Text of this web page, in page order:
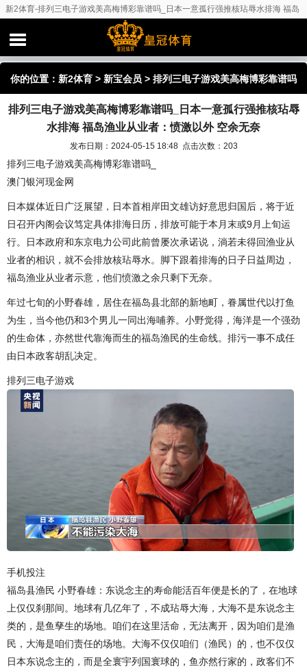
新2体育-排列三电子游戏美高梅博彩靠谱吗_日本一意孤行强推核玷辱水排海 福岛
渔业从业者：愤激以外 空余无奈
你的位置： 新2体育 > 新宝会员 > 排列三电子游戏美高梅博彩靠谱吗
_日本一意孤行强推核玷辱水排海 福岛渔业从业者：愤激以外 空余
排列三电子游戏美高梅博彩靠谱吗_日本一意孤行强推核玷辱
水排海 福岛渔业从业者：愤激以外 空余无奈
发布日期：2024-05-15 18:48 点击次数：203
排列三电子游戏美高梅博彩靠谱吗_
澳门银河现金网
日本媒体近日广泛展望，日本首相岸田文雄访好意思归国后，将于近
日召开内阁会议笃定具体排海日历，排放可能于本月末或9月上旬运
行。日本政府和东京电力公司此前曾屡次承诺说，淌若未得回渔业从
业者的相识，就不会排放核玷辱水。脚下跟着排海的日子日益周边，
福岛渔业从业者示意，他们愤激之余只剩下无奈。
年过七旬的小野春雄，居住在福岛县北部的新地町，眷属世代以打鱼
为生，当今他仍和3个男儿一同出海哺养。小野觉得，海洋是一个强劲
的生命体，亦然世代靠海而生的福岛渔民的生命线。排污一事不成任
由日本政客胡乱决定。
排列三电子游戏
手机投注
福岛县渔民 小野春雄：东说念主的寿命能活百年便是长的了，在地球
上仅仅刹那间。地球有几亿年了，不成玷辱大海，大海不是东说念主
类的，是鱼孳生的场地。咱们在这里活命，无法离开，因为咱们是渔
民，大海是咱们责任的场地。大海不仅仅咱们（渔民）的，也不仅仅
日本东说念主的，而是全寰宇列国寰球的，鱼亦然行家的，政客们不